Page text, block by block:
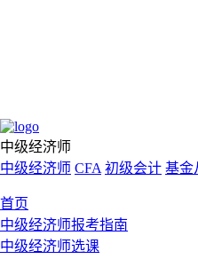
中级经济师
中级经济师 CFA 初级会计 基金
首页
中级经济师报考指南
中级经济师选课